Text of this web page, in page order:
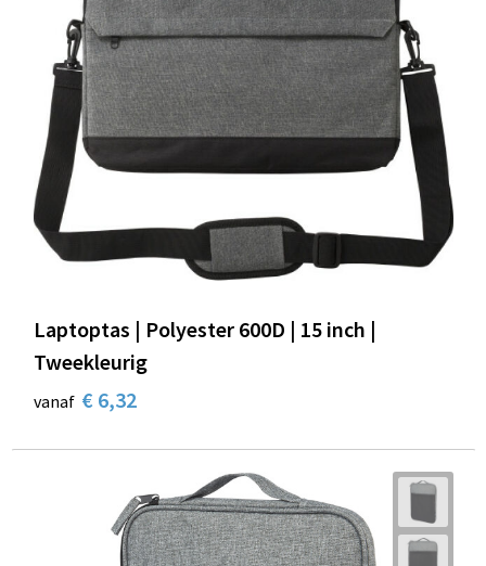
Laptoptas | Polyester 600D | 15 inch |
Tweekleurig
vanaf € 6,32